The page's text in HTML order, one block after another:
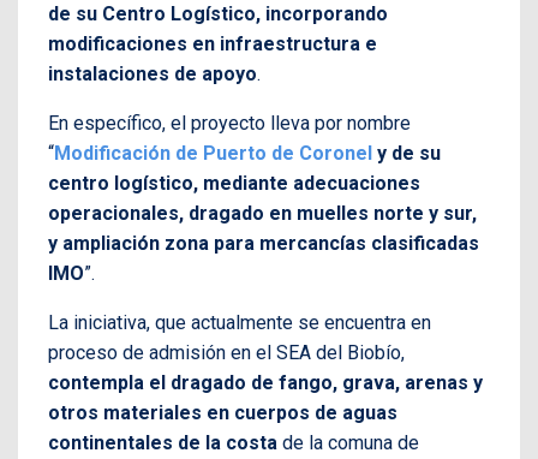
de su Centro Logístico, incorporando
modificaciones en infraestructura e
instalaciones de apoyo.
En específico, el proyecto lleva por nombre
“Modificación de Puerto de Coronel y de su
centro logístico, mediante adecuaciones
operacionales, dragado en muelles norte y sur,
y ampliación zona para mercancías clasificadas
IMO”.
La iniciativa, que actualmente se encuentra en
proceso de admisión en el SEA del Biobío,
contempla el dragado de fango, grava, arenas y
otros materiales en cuerpos de aguas
continentales de la costa de la comuna de